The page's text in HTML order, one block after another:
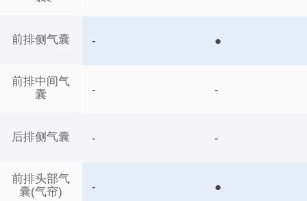
前排侧气囊
前排中间气
囊
后排侧气囊
前排头部气
囊(气帘)
- ●
- -
- -
- ●